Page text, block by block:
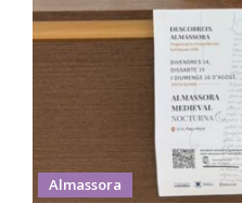
Almassora